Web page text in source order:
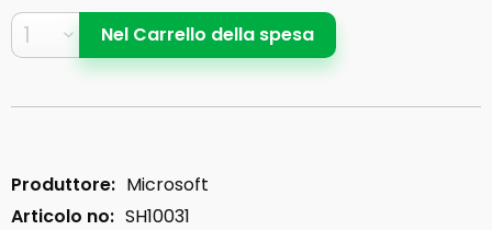
Nel Carrello della spesa
Produttore: Microsoft
Articolo no: SH10031